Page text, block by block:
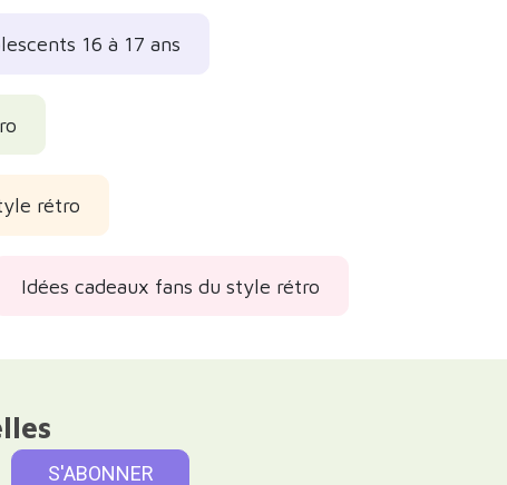
16 à 17 ans
rétro
Idées cadeaux fans du style rétro